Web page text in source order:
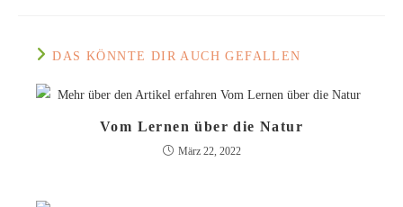
DAS KÖNNTE DIR AUCH GEFALLEN
Vom Lernen über die Natur
März 22, 2022